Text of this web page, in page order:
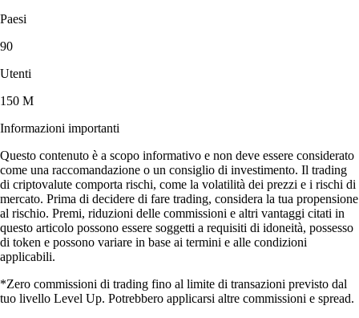
Paesi
90
Utenti
150 M
Informazioni importanti
Questo contenuto è a scopo informativo e non deve essere considerato
come una raccomandazione o un consiglio di investimento. Il trading
di criptovalute comporta rischi, come la volatilità dei prezzi e i rischi di
mercato. Prima di decidere di fare trading, considera la tua propensione
al rischio. Premi, riduzioni delle commissioni e altri vantaggi citati in
questo articolo possono essere soggetti a requisiti di idoneità, possesso
di token e possono variare in base ai termini e alle condizioni
applicabili.
*Zero commissioni di trading fino al limite di transazioni previsto dal
tuo livello Level Up. Potrebbero applicarsi altre commissioni e spread.